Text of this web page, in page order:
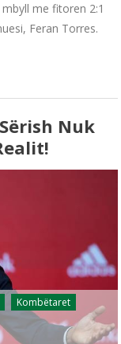
me fitoren 2:1
Feran Torres.
Nuk
Kombëtaret